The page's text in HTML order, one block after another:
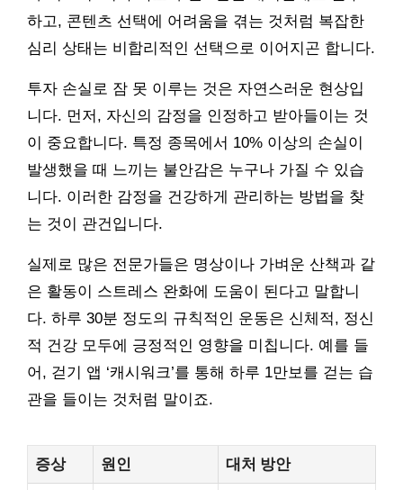
하고, 콘텐츠 선택에 어려움을 겪는 것처럼 복잡한
심리 상태는 비합리적인 선택으로 이어지곤 합니다.
투자 손실로 잠 못 이루는 것은 자연스러운 현상입
니다. 먼저, 자신의 감정을 인정하고 받아들이는 것
이 중요합니다. 특정 종목에서 10% 이상의 손실이
발생했을 때 느끼는 불안감은 누구나 가질 수 있습
니다. 이러한 감정을 건강하게 관리하는 방법을 찾
는 것이 관건입니다.
실제로 많은 전문가들은 명상이나 가벼운 산책과 같
은 활동이 스트레스 완화에 도움이 된다고 말합니
다. 하루 30분 정도의 규칙적인 운동은 신체적, 정신
적 건강 모두에 긍정적인 영향을 미칩니다. 예를 들
어, 걷기 앱 ‘캐시워크’를 통해 하루 1만보를 걷는 습
관을 들이는 것처럼 말이죠.
증상 원인 대처 방안